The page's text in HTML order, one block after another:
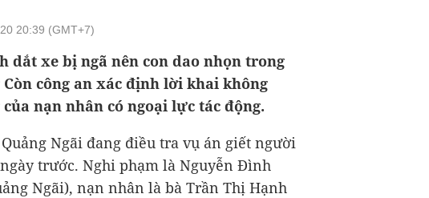
20:39 (GMT+7)
dắt xe bị ngã nên con dao nhọn trong
công an xác định lời khai không
nạn nhân có ngoại lực tác động.
Ngãi đang điều tra vụ án giết người
trước. Nghi phạm là Nguyễn Đình
Ngãi), nạn nhân là bà Trần Thị Hạnh